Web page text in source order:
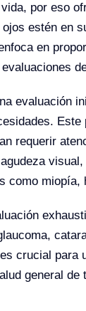
por eso
estén en
en
evaluación
requerir
como
crucial
general